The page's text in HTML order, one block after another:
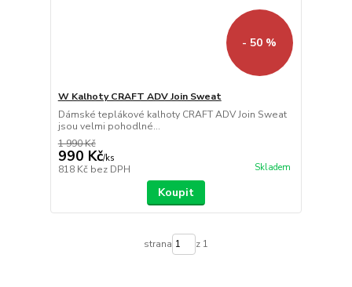
- 50 %
W Kalhoty CRAFT ADV Join Sweat
Dámské teplákové kalhoty CRAFT ADV Join Sweat
jsou velmi pohodlné...
1 990 Kč
990 Kč/ks
818 Kč bez DPH Skladem
Koupit
strana z 1